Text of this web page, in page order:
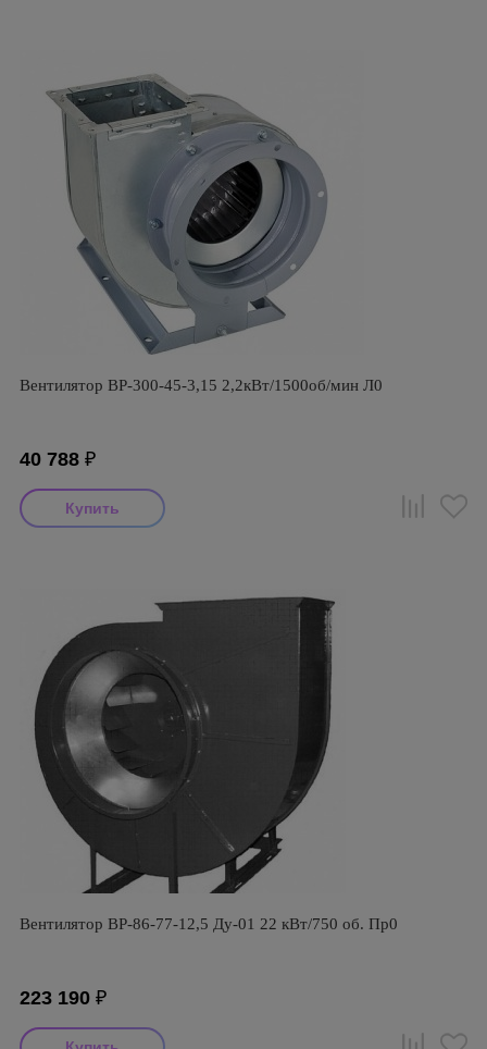
Вентилятор ВР-300-45-3,15 2,2кВт/1500об/мин Л0
40 788 ₽
Вентилятор ВР-86-77-12,5 Ду-01 22 кВт/750 об. Пр0
223 190 ₽